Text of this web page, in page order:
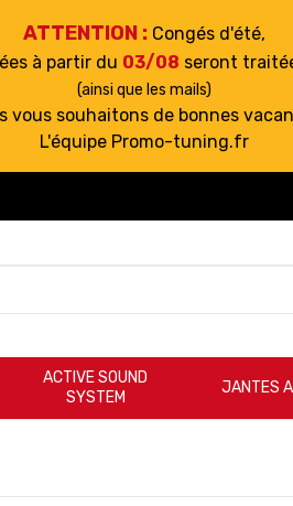
ATTENTION : Congés d'été,
à partir du 03/08 seront
(ainsi que les mails)
vous souhaitons de bonnes
L'équipe Promo-tuning.fr
ACTIVE SOUND
SYSTEM
JANTES